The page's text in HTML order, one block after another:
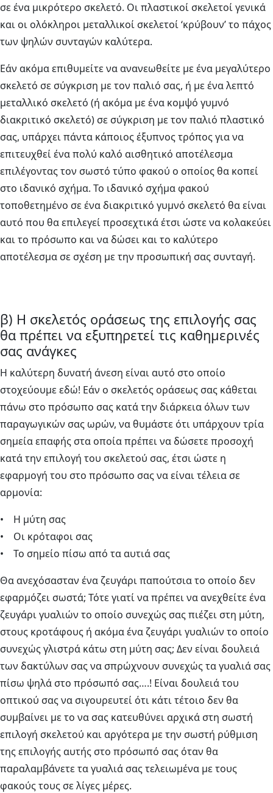
σε ένα μικρότερο σκελετό. Οι πλαστικοί σκελετοί γενικά
και οι ολόκληροι μεταλλικοί σκελετοί ‘κρύβουν’ το πάχος
των ψηλών συνταγών καλύτερα.
Εάν ακόμα επιθυμείτε να ανανεωθείτε με ένα μεγαλύτερο
σκελετό σε σύγκριση με τον παλιό σας, ή με ένα λεπτό
μεταλλικό σκελετό (ή ακόμα με ένα κομψό γυμνό
διακριτικό σκελετό) σε σύγκριση με τον παλιό πλαστικό
σας, υπάρχει πάντα κάποιος έξυπνος τρόπος για να
επιτευχθεί ένα πολύ καλό αισθητικό αποτέλεσμα
επιλέγοντας τον σωστό τύπο φακού ο οποίος θα κοπεί
στο ιδανικό σχήμα. Το ιδανικό σχήμα φακού
τοποθετημένο σε ένα διακριτικό γυμνό σκελετό θα είναι
αυτό που θα επιλεγεί προσεχτικά έτσι ώστε να κολακεύει
και το πρόσωπο και να δώσει και το καλύτερο
αποτέλεσμα σε σχέση με την προσωπική σας συνταγή.
β) Η σκελετός οράσεως της επιλογής σας
θα πρέπει να εξυπηρετεί τις καθημερινές
σας ανάγκες
Η καλύτερη δυνατή άνεση είναι αυτό στο οποίο
στοχεύουμε εδώ! Εάν ο σκελετός οράσεως σας κάθεται
πάνω στο πρόσωπο σας κατά την διάρκεια όλων των
παραγωγικών σας ωρών, να θυμάστε ότι υπάρχουν τρία
σημεία επαφής στα οποία πρέπει να δώσετε προσοχή
κατά την επιλογή του σκελετού σας, έτσι ώστε η
εφαρμογή του στο πρόσωπο σας να είναι τέλεια σε
αρμονία:
• Η μύτη σας
• Οι κρόταφοι σας
• Το σημείο πίσω από τα αυτιά σας
Θα ανεχόσασταν ένα ζευγάρι παπούτσια το οποίο δεν
εφαρμόζει σωστά; Τότε γιατί να πρέπει να ανεχθείτε ένα
ζευγάρι γυαλιών το οποίο συνεχώς σας πιέζει στη μύτη,
στους κροτάφους ή ακόμα ένα ζευγάρι γυαλιών το οποίο
συνεχώς γλιστρά κάτω στη μύτη σας; Δεν είναι δουλειά
των δακτύλων σας να σπρώχνουν συνεχώς τα γυαλιά σας
πίσω ψηλά στο πρόσωπό σας….! Είναι δουλειά του
οπτικού σας να σιγουρευτεί ότι κάτι τέτοιο δεν θα
συμβαίνει με το να σας κατευθύνει αρχικά στη σωστή
επιλογή σκελετού και αργότερα με την σωστή ρύθμιση
της επιλογής αυτής στο πρόσωπό σας όταν θα
παραλαμβάνετε τα γυαλιά σας τελειωμένα με τους
φακούς τους σε λίγες μέρες.